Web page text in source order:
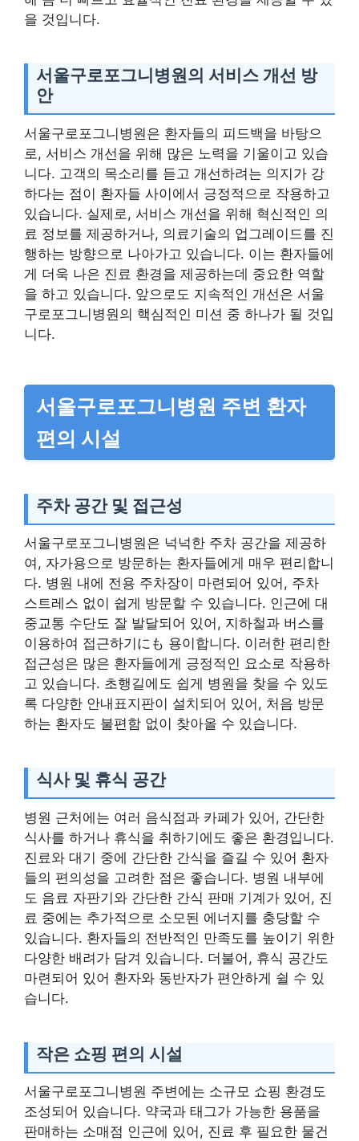
을 것입니다.
서울구로포그니병원의 서비스 개선 방
안
서울구로포그니병원은 환자들의 피드백을 바탕으
로, 서비스 개선을 위해 많은 노력을 기울이고 있습
니다. 고객의 목소리를 듣고 개선하려는 의지가 강
하다는 점이 환자들 사이에서 긍정적으로 작용하고
있습니다. 실제로, 서비스 개선을 위해 혁신적인 의
료 정보를 제공하거나, 의료기술의 업그레이드를 진
행하는 방향으로 나아가고 있습니다. 이는 환자들에
게 더욱 나은 진료 환경을 제공하는데 중요한 역할
을 하고 있습니다. 앞으로도 지속적인 개선은 서울
구로포그니병원의 핵심적인 미션 중 하나가 될 것입
니다.
서울구로포그니병원 주변 환자
편의 시설
주차 공간 및 접근성
서울구로포그니병원은 넉넉한 주차 공간을 제공하
여, 자가용으로 방문하는 환자들에게 매우 편리합니
다. 병원 내에 전용 주차장이 마련되어 있어, 주차
스트레스 없이 쉽게 방문할 수 있습니다. 인근에 대
중교통 수단도 잘 발달되어 있어, 지하철과 버스를
이용하여 접근하기にも 용이합니다. 이러한 편리한
접근성은 많은 환자들에게 긍정적인 요소로 작용하
고 있습니다. 초행길에도 쉽게 병원을 찾을 수 있도
록 다양한 안내표지판이 설치되어 있어, 처음 방문
하는 환자도 불편함 없이 찾아올 수 있습니다.
식사 및 휴식 공간
병원 근처에는 여러 음식점과 카페가 있어, 간단한
식사를 하거나 휴식을 취하기에도 좋은 환경입니다.
진료와 대기 중에 간단한 간식을 즐길 수 있어 환자
들의 편의성을 고려한 점은 좋습니다. 병원 내부에
도 음료 자판기와 간단한 간식 판매 기계가 있어, 진
료 중에는 추가적으로 소모된 에너지를 충당할 수
있습니다. 환자들의 전반적인 만족도를 높이기 위한
다양한 배려가 담겨 있습니다. 더불어, 휴식 공간도
마련되어 있어 환자와 동반자가 편안하게 쉴 수 있
습니다.
작은 쇼핑 편의 시설
서울구로포그니병원 주변에는 소규모 쇼핑 환경도
조성되어 있습니다. 약국과 태그가 가능한 용품을
판매하는 소매점 인근에 있어, 진료 후 필요한 물건